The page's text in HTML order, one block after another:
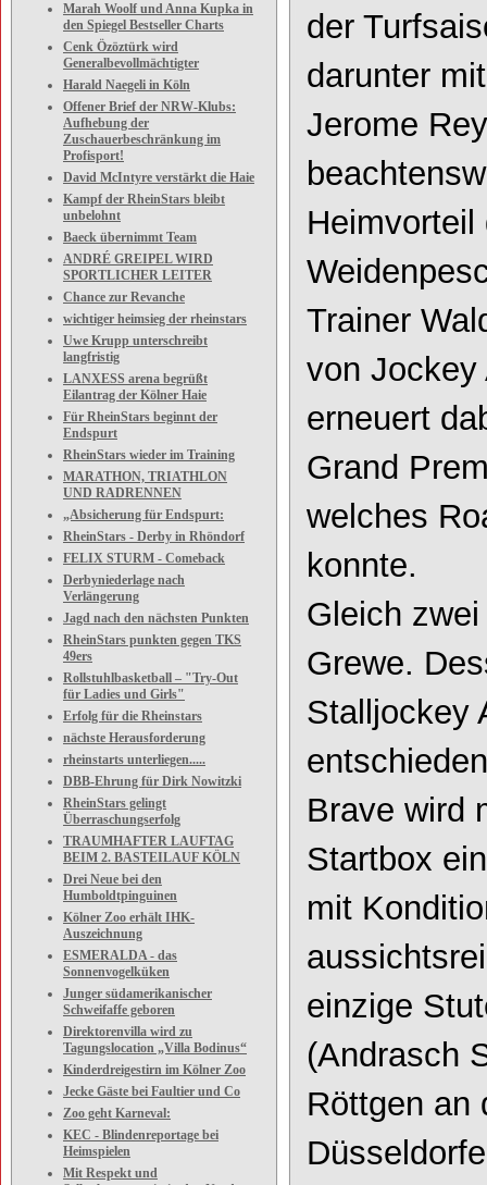
Marah Woolf und Anna Kupka in
den Spiegel Bestseller Charts
Cenk Özöztürk wird
Generalbevollmächtigter
Harald Naegeli in Köln
Offener Brief der NRW-Klubs:
Aufhebung der
Zuschauerbeschränkung im
Profisport!
David McIntyre verstärkt die Haie
Kampf der RheinStars bleibt
unbelohnt
Baeck übernimmt Team
ANDRÉ GREIPEL WIRD
SPORTLICHER LEITER
Chance zur Revanche
wichtiger heimsieg der rheinstars
Uwe Krupp unterschreibt
langfristig
LANXESS arena begrüßt
Eilantrag der Kölner Haie
Für RheinStars beginnt der
Endspurt
RheinStars wieder im Training
MARATHON, TRIATHLON
UND RADRENNEN
„Absicherung für Endspurt:
RheinStars - Derby in Rhöndorf
FELIX STURM - Comeback
Derbyniederlage nach
Verlängerung
Jagd nach den nächsten Punkten
RheinStars punkten gegen TKS
49ers
Rollstuhlbasketball – "Try-Out
für Ladies und Girls"
Erfolg für die Rheinstars
nächste Herausforderung
rheinstarts unterliegen.....
DBB-Ehrung für Dirk Nowitzki
RheinStars gelingt
Überraschungserfolg
TRAUMHAFTER LAUFTAG
BEIM 2. BASTEILAUF KÖLN
Drei Neue bei den
Humboldtpinguinen
Kölner Zoo erhält IHK-
Auszeichnung
ESMERALDA - das
Sonnenvogelküken
Junger südamerikanischer
Schweifaffe geboren
Direktorenvilla wird zu
Tagungslocation „Villa Bodinus“
Kinderdreigestirn im Kölner Zoo
Jecke Gäste bei Faultier und Co
Zoo geht Karneval:
KEC - Blindenreportage bei
Heimspielen
Mit Respekt und
der
darunter
Jerome
Heimvorteil
Trainer
von Jockey
erneuert
Grand
welches
konnte.
Gleich
Grewe.
Stalljockey
Brave wird
Startbox
mit
einzige
(Andrasch
Röttgen an